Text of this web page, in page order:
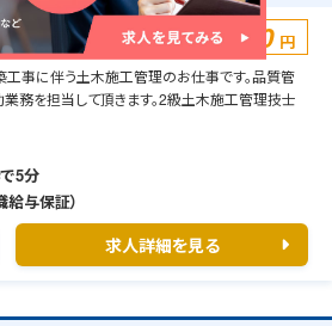
100,000 円
事に伴う土木施工管理のお仕事です。品質管
務を担当して頂きます。2級土木施工管理技士
5分
与保証）
求人詳細を見る